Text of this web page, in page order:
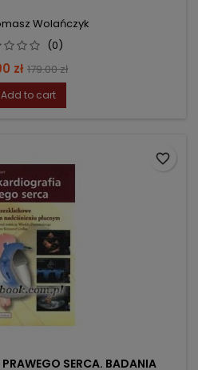
Wolańczyk
(0)
zł Regular
price
179.00 zł
Add to cart
SERCA. BADANIA
favorite_border